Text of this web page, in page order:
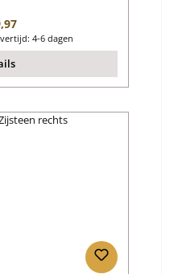
prijs:
4-6 dagen